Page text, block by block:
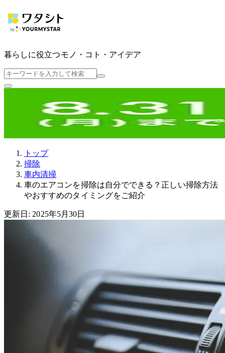
暮らしに役立つモノ・コト・アイデア
トップ
掃除
車内清掃
車のエアコンを掃除は自分でできる？正しい掃除方法
やおすすめのタイミングをご紹介
更新日: 2025年5月30日